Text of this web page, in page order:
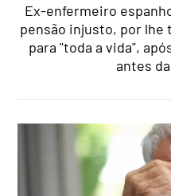
Ex-enfermeiro
pensão injusto, por lhe
para "toda a vida",
antes